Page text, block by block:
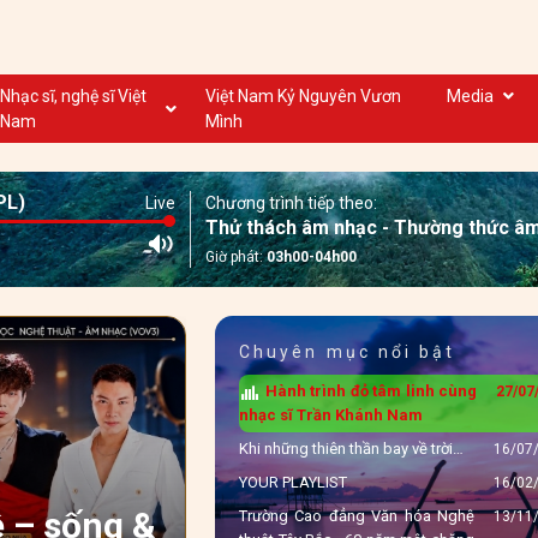
Nhạc sĩ, nghệ sĩ Việt
Nam
Nghệ sĩ biểu diễn VN
Nhạc sĩ VN
Nhạc sĩ, nghệ sĩ VOV
Việt Nam Kỷ Nguyên Vươn
Mình
Media
Dân ca
Nhạc mới
Nước ngoài
Live Chương trình tiếp theo:
Thử thách âm nhạc - Thường thức
Giờ phát:03h00-04h00
– sống &
Tre Band –
Và Màn Debut
Chuyên mục nổi bật
Hành trình đỏ tâm linh cùng
nhạc sĩ Trần Khánh Nam
27/
Khi những thiên thần bay về trời… 16/
YOUR PLAYLIST 16/
Trường Cao đẳng Văn hóa Nghệ
13/